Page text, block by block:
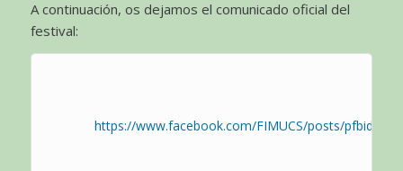
A continuación, os dejamos el comunicado oficial del
festival:
https://www.facebook.com/FIMUCS/posts/